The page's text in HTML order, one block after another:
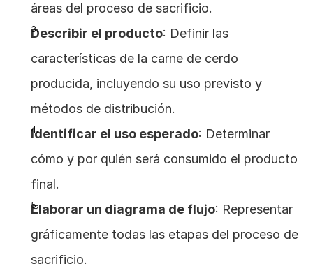
áreas del proceso de sacrificio.
Describir el producto: Definir las
características de la carne de cerdo
producida, incluyendo su uso previsto y
métodos de distribución.
Identificar el uso esperado: Determinar
cómo y por quién será consumido el producto
final.
Elaborar un diagrama de flujo: Representar
gráficamente todas las etapas del proceso de
sacrificio.